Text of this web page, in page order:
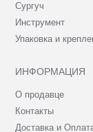
Сургуч
Инструмент
Упаковка и
ИНФОРМАЦИЯ
О продавце
Контакты
Доставка и